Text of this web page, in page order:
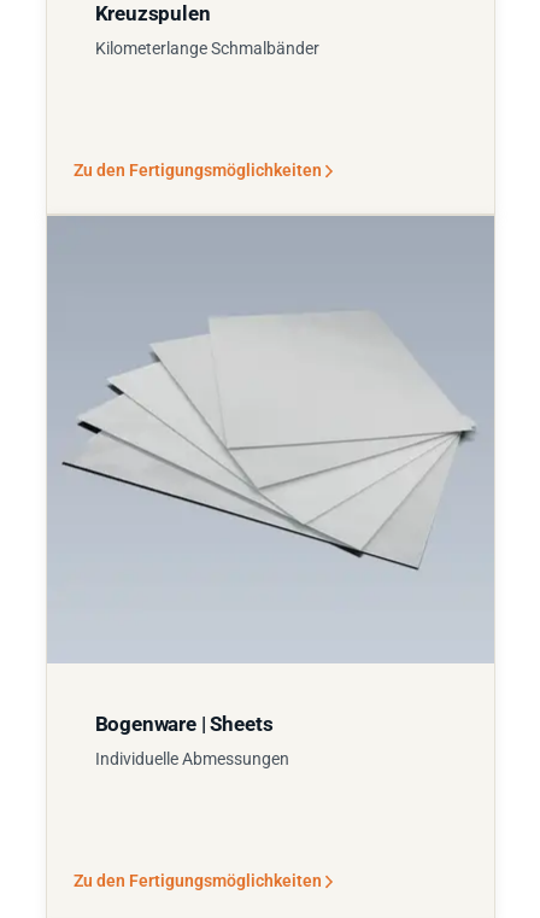
Kreuzspulen
Kilometerlange Schmalbänder
Zu den Fertigungsmöglichkeiten
Bogenware | Sheets
Individuelle Abmessungen
Zu den Fertigungsmöglichkeiten